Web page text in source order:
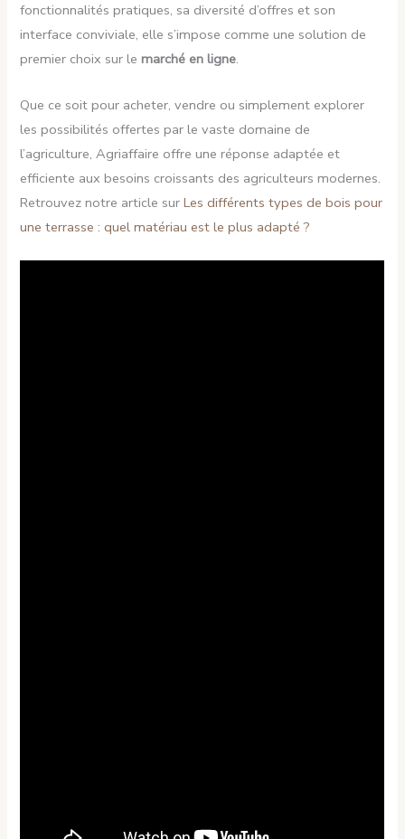
fonctionnalités pratiques, sa diversité d’offres et son
interface conviviale, elle s’impose comme une solution de
premier choix sur lemarché en ligne.
Que ce soit pour acheter, vendre ou simplement explorer
les possibilités offertes par le vaste domaine de
l’agriculture, Agriaffaire offre une réponse adaptée et
efficiente aux besoins croissants des agriculteurs modernes.
Retrouvez notre article surLes différents types de bois pour
une terrasse : quel matériau est le plus adapté ?